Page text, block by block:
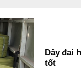
Dây đai
tốt